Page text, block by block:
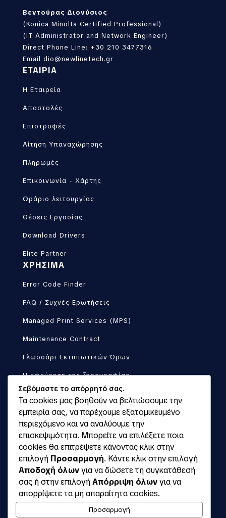
Βεντούρας Διονύσιος
(Konica Minolta Certified Professional)
(IT Administrator and Network Engineer)
Direct Phone Line: +30 210 3477316
Email dio@newlinetech.gr
ΕΤΑΙΡΙΑ
Η Εταιρεία
Αποστολές
Επιστροφές
Αίτηση Υπαναχώρησης
Πληρωμές
Επικοινωνία - Χάρτης
Ωράριο λειτουργίας
Θέσεις Εργασίας
Download Drivers
Elite Partner
ΧΡΗΣΙΜΑ
Error Code Finder
FAQ / Συχνές Ερωτήσεις
Managed Print Services (MPS)
Maintenance Contract
Γλωσσάρι Εκτυπωτικών Όρων
Η εφεύρεση της ξηρογραφίας
Κλείστε ραντεβού με πωλητή
Μίσθωση Φωτοαντιγραφικών
Πρόγραμμα Απόσυρσης
Προσοχή στις απομιμήσεις
Ρύθμιση «Scan to Email»
Όροι Χρήσης
© 2015 -2026 km-shop.gr
4creations.grHosted by
Πολιτική Απορρήτου•Όροι και προϋποθέσεις
Σεβόμαστε το απόρρητό σας.
Τα cookies μας βοηθούν να βελτιώσουμε την
εμπειρία σας, να παρέχουμε εξατομικευμένο
περιεχόμενο και να αναλύουμε την
επισκεψιμότητα. Μπορείτε να επιλέξετε ποια
cookies θα επιτρέψετε κάνοντας κλικ στην
επιλογή Προσαρμογή. Κάντε κλικ στην επιλογή
Αποδοχή όλωνγια να δώσετε τη συγκατάθεσή
σας ή στην επιλογήΑπόρριψη όλωνγια να
απορρίψετε τα μη απαραίτητα cookies.
Προσαρμογή